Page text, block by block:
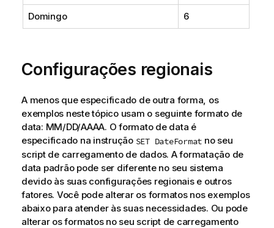
Domingo 6
Configurações regionais
A menos que especificado de outra forma, os
exemplos neste tópico usam o seguinte formato de
data: MM/DD/AAAA. O formato de data é
especificado na instrução SET DateFormat no seu
script de carregamento de dados. A formatação de
data padrão pode ser diferente no seu sistema
devido às suas configurações regionais e outros
fatores. Você pode alterar os formatos nos exemplos
abaixo para atender às suas necessidades. Ou pode
alterar os formatos no seu script de carregamento